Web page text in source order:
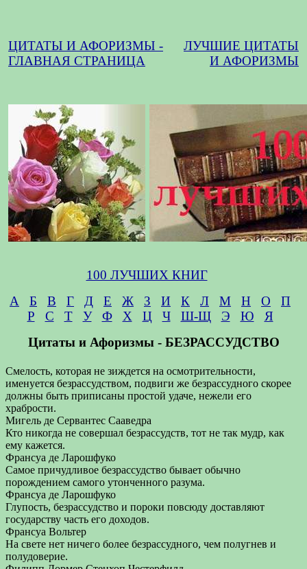
ЦИТАТЫ И АФОРИЗМЫ -
ГЛАВНАЯ СТРАНИЦА
ЛУЧШИЕ ЦИТАТЫ
И АФОРИЗМЫ
100 ЛУЧШИХ КНИГ
А
Б В Г Д Е Ж З И К Л М Н О
П
Р
С Т У Ф Х Ц Ч Ш-Щ Э Ю
Я
Цитаты и Афоризмы - БЕЗРАССУДСТВО
Смелость, которая не зиждется на осмотрительности,
именуется безрассудством, подвиги же безрассудного скорее
должны быть приписаны простой удаче, нежели его
храбрости.
Мигель де Сервантес Сааведра
Кто никогда не совершал безрассудств, тот не так мудр, как
ему кажется.
Франсуа де Ларошфуко
Самое причудливое безрассудство бывает обычно
порождением самого утонченного разума.
Франсуа де Ларошфуко
Глупость, безрассудство и пороки повсюду доставляют
государству часть его доходов.
Франсуа Вольтер
На свете нет ничего более безрассудного, чем полугнев и
полудоверие.